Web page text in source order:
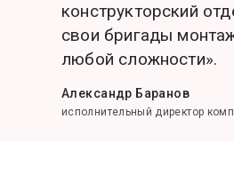
конструкторский
свои бригады
любой сложности».
Александр Баранов
исполнительный директор